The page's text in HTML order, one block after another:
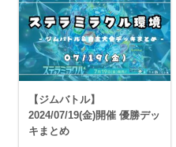
【ジムバトル】
2024/07/19(金)開催 優勝デッ
キまとめ